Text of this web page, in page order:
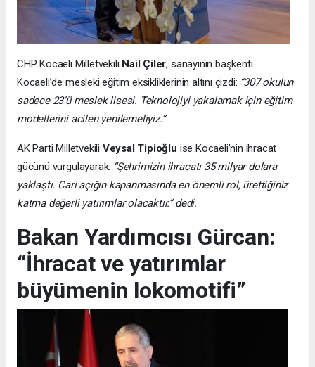
CHP Kocaeli Milletvekili Nail Çiler, sanayinin başkenti
Kocaeli’de mesleki eğitim eksikliklerinin altını çizdi: “307 okulun
sadece 23’ü meslek lisesi. Teknolojiyi yakalamak için eğitim
modellerini acilen yenilemeliyiz.”
AK Parti Milletvekili Veysal Tipioğlu ise Kocaeli’nin ihracat
gücünü vurgulayarak: “Şehrimizin ihracatı 35 milyar dolara
yaklaştı. Cari açığın kapanmasında en önemli rol, ürettiğiniz
katma değerli yatırımlar olacaktır.” dedi.
Bakan Yardımcısı Gürcan:
“İhracat ve yatırımlar
büyümenin lokomotifi”